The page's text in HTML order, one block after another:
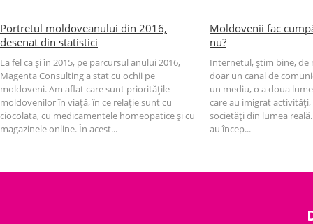
Portretul moldoveanului din 2016,
desenat din statistici
La fel ca și în 2015, pe parcursul anului 2016,
Magenta Consulting a stat cu ochii pe
moldoveni. Am aflat care sunt prioritățile
moldovenilor în viață, în ce relație sunt cu
ciocolata, cu medicamentele homeopatice și cu
magazinele online. În acest...
Moldovenii fac
nu?
Internetul, știm bine,
doar un canal de
un mediu, o a doua
care au imigrat
societăți din lumea
au încep...